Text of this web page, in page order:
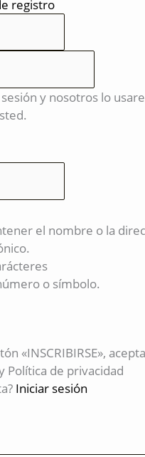
registro
y nosotros lo
el nombre o la
o símbolo.
«INSCRIBIRSE»,
Política de privacidad
Iniciar sesión